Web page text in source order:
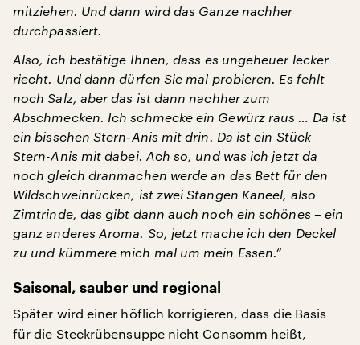
mitziehen. Und dann wird das Ganze nachher
durchpassiert.
Also, ich bestätige Ihnen, dass es ungeheuer lecker
riecht. Und dann dürfen Sie mal probieren. Es fehlt
noch Salz, aber das ist dann nachher zum
Abschmecken. Ich schmecke ein Gewürz raus … Da ist
ein bisschen Stern-Anis mit drin. Da ist ein Stück
Stern-Anis mit dabei. Ach so, und was ich jetzt da
noch gleich dranmachen werde an das Bett für den
Wildschweinrücken, ist zwei Stangen Kaneel, also
Zimtrinde, das gibt dann auch noch ein schönes – ein
ganz anderes Aroma. So, jetzt mache ich den Deckel
zu und kümmere mich mal um mein Essen.“
Saisonal, sauber und regional
Später wird einer höflich korrigieren, dass die Basis
für die Steckrübensuppe nicht Consomm heißt,